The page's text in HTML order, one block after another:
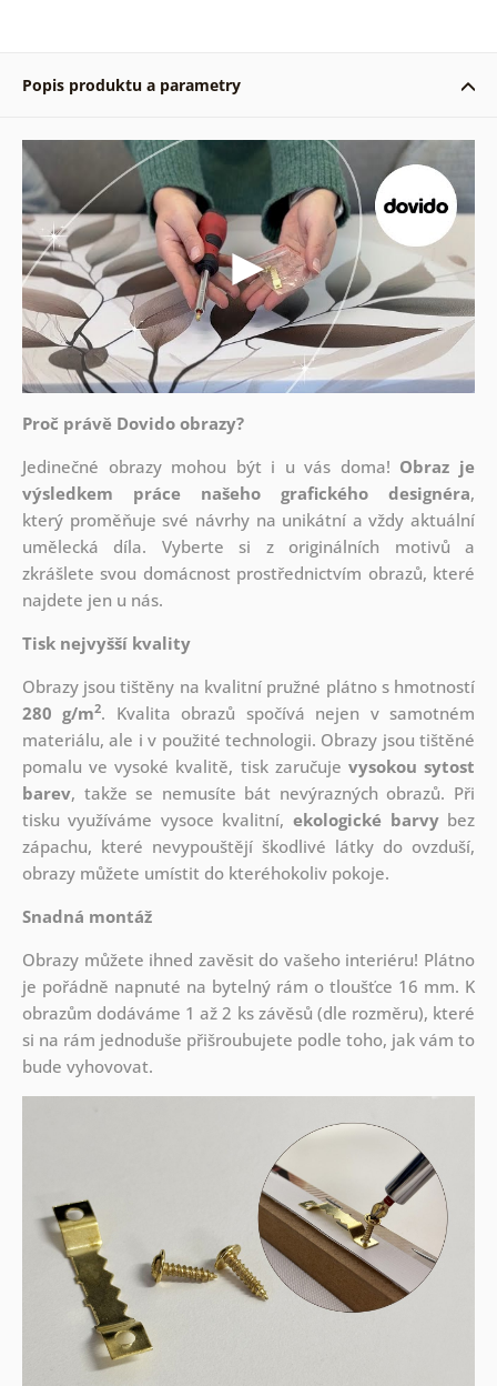
Popis produktu a parametry
Proč právě Dovido obrazy?
Jedinečné obrazy mohou být i u vás doma! Obraz je
výsledkem práce našeho grafického designéra,
který proměňuje své návrhy na unikátní a vždy aktuální
umělecká díla. Vyberte si z originálních motivů a
zkrášlete svou domácnost prostřednictvím obrazů, které
najdete jen u nás.
Tisk nejvyšší kvality
Obrazy jsou tištěny na kvalitní pružné plátno s hmotností
280 g/m2. Kvalita obrazů spočívá nejen v samotném
materiálu, ale i v použité technologii. Obrazy jsou tištěné
pomalu ve vysoké kvalitě, tisk zaručuje vysokou sytost
barev, takže se nemusíte bát nevýrazných obrazů. Při
tisku využíváme vysoce kvalitní,ekologické barvybez
zápachu, které nevypouštějí škodlivé látky do ovzduší,
obrazy můžete umístit do kteréhokoliv pokoje.
Snadná montáž
Obrazy můžete ihned zavěsit do vašeho interiéru! Plátno
je pořádně napnuté na bytelný rám o tloušťce 16 mm. K
obrazům dodáváme 1 až 2 ks závěsů (dle rozměru), které
si na rám jednoduše přišroubujete podle toho, jak vám to
bude vyhovovat.